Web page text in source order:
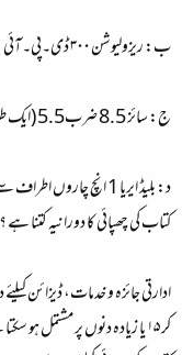
ب: ریزولیوشن ۳۰۰ ڈی۔پی۔آئی
ج: سائز 8.5 ضرب5.5 (ایک طرف سے ۔ لمبائی ضرب چوڑائی انچ میں)
د: بلیڈ ایریا 1 انچ چاروں اطراف سے۔
کتاب کی چھپائی کا دورانیہ کتنا ہے ؟
کر ۱۵ یا زیادہ دنوں پر